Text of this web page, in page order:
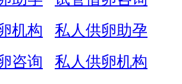
机构
私人供卵助孕
咨询
私人供卵机构